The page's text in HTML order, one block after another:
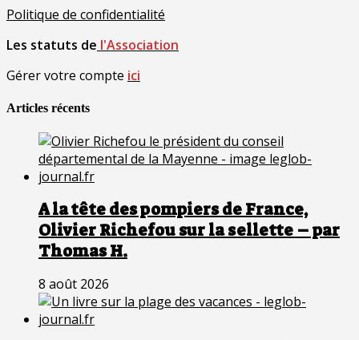
Politique de confidentialité
Les statuts de l'Association
Gérer votre compte ici
Articles récents
A la tête des pompiers de France,
Olivier Richefou sur la sellette – par
Thomas H.
8 août 2026